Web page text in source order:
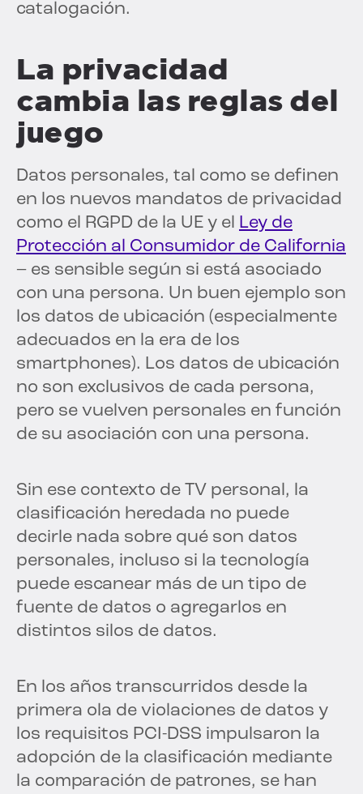
catalogación.
La privacidad
cambia las reglas del
juego
Datos personales, tal como se definen
en los nuevos mandatos de privacidad
como el RGPD de la UE y el Ley de
Protección al Consumidor de California
– es sensible según si está asociado
con una persona. Un buen ejemplo son
los datos de ubicación (especialmente
adecuados en la era de los
smartphones). Los datos de ubicación
no son exclusivos de cada persona,
pero se vuelven personales en función
de su asociación con una persona.
Sin ese contexto de TV personal, la
clasificación heredada no puede
decirle nada sobre qué son datos
personales, incluso si la tecnología
puede escanear más de un tipo de
fuente de datos o agregarlos en
distintos silos de datos.
En los años transcurridos desde la
primera ola de violaciones de datos y
los requisitos PCI-DSS impulsaron la
adopción de la clasificación mediante
la comparación de patrones, se han